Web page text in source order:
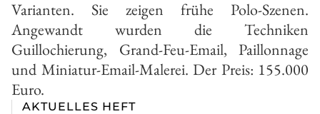
AKTUELLES HEFT
Varianten. Sie zeigen frühe Polo-Szenen.
Angewandt wurden die Techniken
Guillochierung, Grand-Feu-Email, Paillonnage
und Miniatur-Email-Malerei. Der Preis: 155.000
Euro.